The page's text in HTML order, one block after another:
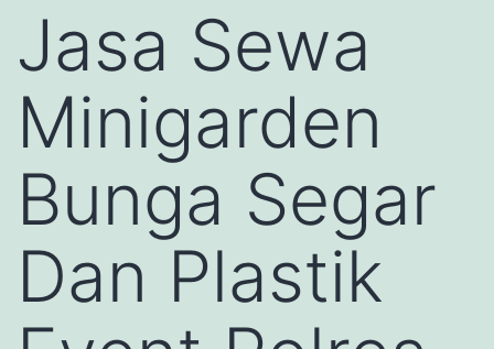
Jasa Sewa
Minigarden
Bunga Segar
Dan Plastik